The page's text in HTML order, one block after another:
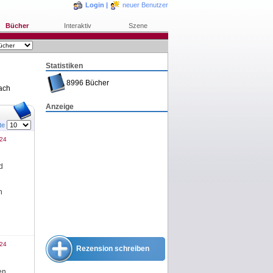
Login | neuer Benutzer
Bücher Interaktiv Szene
Statistiken
8996 Bücher
Anzeige
Rezension schreiben